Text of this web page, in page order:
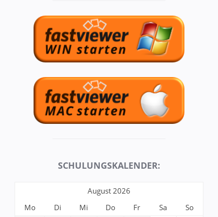
SCHULUNGSKALENDER:
August 2026
Mo
Di Mi Do Fr Sa
So